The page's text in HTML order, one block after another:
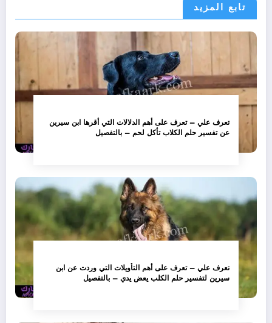
تابع المزيد
تعرف علي – تعرف على أهم الدلالات التي أقرها ابن سيرين
عن تفسير حلم الكلاب تأكل لحم – بالتفصيل
تعرف علي – تعرف على أهم التأويلات التي وردت عن ابن
سيرين لتفسير حلم الكلب يعض يدي – بالتفصيل